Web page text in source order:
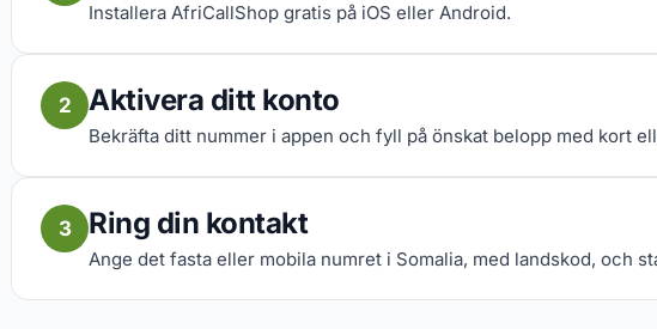
Installera AfriCallShop gratis på iOS eller Android.
2 Aktivera ditt konto
Bekräfta ditt nummer i appen och fyll på önskat belopp med kort
3 Ring din kontakt
Ange det fasta eller mobila numret i Somalia, med landskod, och